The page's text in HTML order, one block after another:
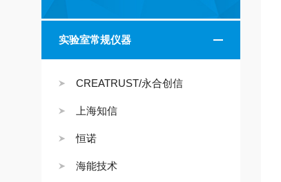
实验室常规仪器
CREATRUST/永合创信
上海知信
恒诺
海能技术